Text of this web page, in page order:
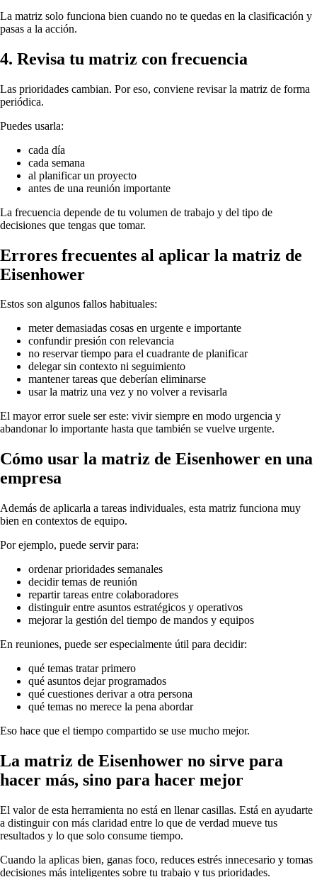
La matriz solo funciona bien cuando no te quedas en la clasificación y
pasas a la acción.
4. Revisa tu matriz con frecuencia
Las prioridades cambian. Por eso, conviene revisar la matriz de forma
periódica.
Puedes usarla:
cada día
cada semana
al planificar un proyecto
antes de una reunión importante
La frecuencia depende de tu volumen de trabajo y del tipo de
decisiones que tengas que tomar.
Errores frecuentes al aplicar la matriz de
Eisenhower
Estos son algunos fallos habituales:
meter demasiadas cosas en urgente e importante
confundir presión con relevancia
no reservar tiempo para el cuadrante de planificar
delegar sin contexto ni seguimiento
mantener tareas que deberían eliminarse
usar la matriz una vez y no volver a revisarla
El mayor error suele ser este: vivir siempre en modo urgencia y
abandonar lo importante hasta que también se vuelve urgente.
Cómo usar la matriz de Eisenhower en una
empresa
Además de aplicarla a tareas individuales, esta matriz funciona muy
bien en contextos de equipo.
Por ejemplo, puede servir para:
ordenar prioridades semanales
decidir temas de reunión
repartir tareas entre colaboradores
distinguir entre asuntos estratégicos y operativos
mejorar la gestión del tiempo de mandos y equipos
En reuniones, puede ser especialmente útil para decidir:
qué temas tratar primero
qué asuntos dejar programados
qué cuestiones derivar a otra persona
qué temas no merece la pena abordar
Eso hace que el tiempo compartido se use mucho mejor.
La matriz de Eisenhower no sirve para
hacer más, sino para hacer mejor
El valor de esta herramienta no está en llenar casillas. Está en ayudarte
a distinguir con más claridad entre lo que de verdad mueve tus
resultados y lo que solo consume tiempo.
Cuando la aplicas bien, ganas foco, reduces estrés innecesario y tomas
decisiones más inteligentes sobre tu trabajo y tus prioridades.